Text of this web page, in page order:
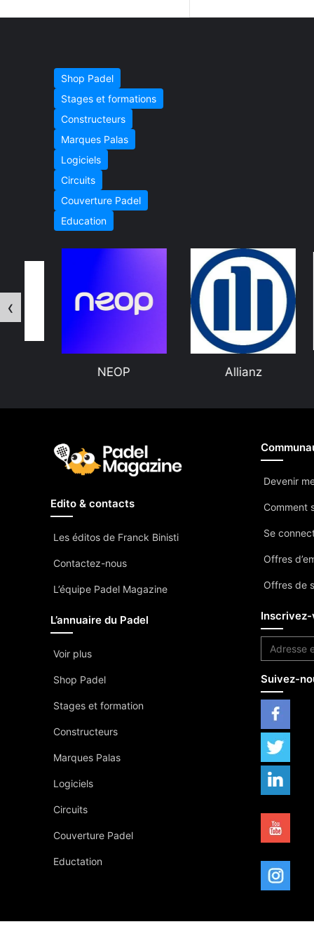
Shop Padel
Stages et formations
Constructeurs
Marques Palas
Logiciels
Circuits
Couverture Padel
Education
NEOP Allianz
‹
Edito & contacts
Les éditos de Franck Binisti
Contactez-nous
L’équipe Padel Magazine
L’annuaire du Padel
Voir plus
Shop Padel
Stages et formation
Constructeurs
Marques Palas
Logiciels
Circuits
Couverture Padel
Eductation
Devenir
Comment
Se
Offres
Offres de
Suivez-